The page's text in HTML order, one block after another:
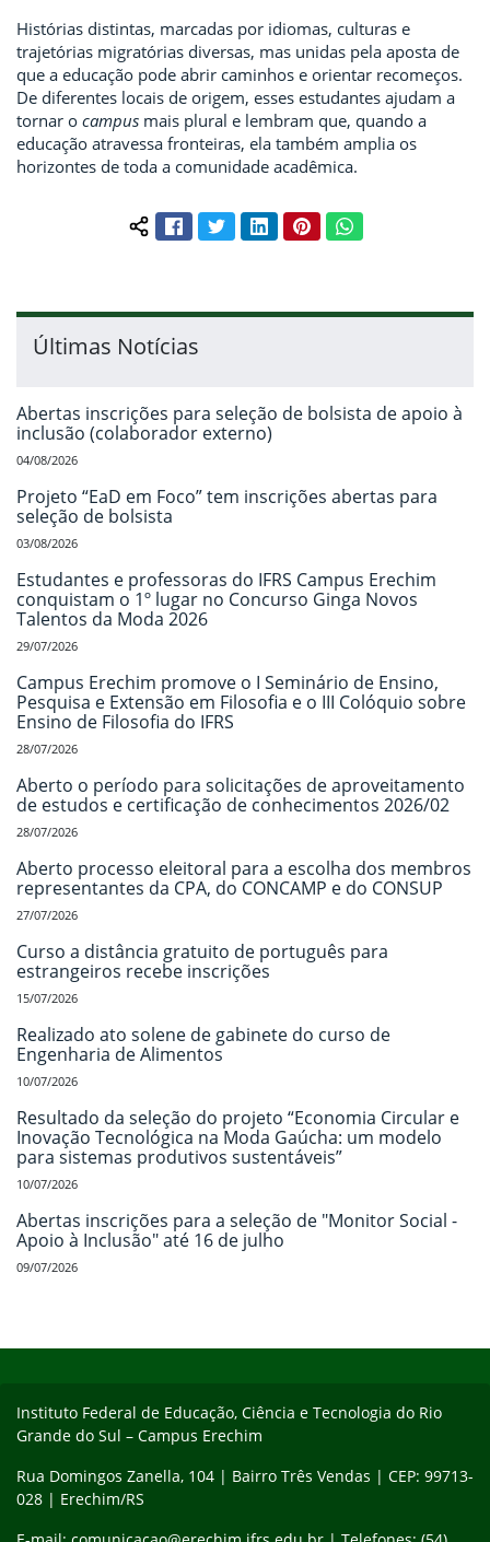
Histórias distintas, marcadas por idiomas, culturas e
trajetórias migratórias diversas, mas unidas pela aposta de
que a educação pode abrir caminhos e orientar recomeços.
De diferentes locais de origem, esses estudantes ajudam a
tornar o campus mais plural e lembram que, quando a
educação atravessa fronteiras, ela também amplia os
horizontes de toda a comunidade acadêmica.
Compartilhar conteúdo:
FacebookTwitterLinkedInPinterestWhatsApp
Últimas Notícias
Abertas inscrições para seleção de bolsista de apoio à
inclusão (colaborador externo)
04/08/2026
Projeto “EaD em Foco” tem inscrições abertas para
seleção de bolsista
03/08/2026
Estudantes e professoras do IFRS Campus Erechim
conquistam o 1º lugar no Concurso Ginga Novos
Talentos da Moda 2026
29/07/2026
Campus Erechim promove o I Seminário de Ensino,
Pesquisa e Extensão em Filosofia e o III Colóquio sobre
Ensino de Filosofia do IFRS
28/07/2026
Aberto o período para solicitações de aproveitamento
de estudos e certificação de conhecimentos 2026/02
28/07/2026
Aberto processo eleitoral para a escolha dos membros
representantes da CPA, do CONCAMP e do CONSUP
27/07/2026
Curso a distância gratuito de português para
estrangeiros recebe inscrições
15/07/2026
Realizado ato solene de gabinete do curso de
Engenharia de Alimentos
10/07/2026
Resultado da seleção do projeto “Economia Circular e
Inovação Tecnológica na Moda Gaúcha: um modelo
para sistemas produtivos sustentáveis”
10/07/2026
Abertas inscrições para a seleção de "Monitor Social -
Apoio à Inclusão" até 16 de julho
09/07/2026
Instituto Federal de Educação, Ciência e Tecnologia do Rio
Grande do Sul – Campus Erechim
Rua Domingos Zanella, 104 | Bairro Três Vendas | CEP: 99713-
028 | Erechim/RS